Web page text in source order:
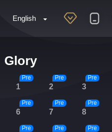
English
Glory
1
Pre
2
Pre
3
Pre
6
Pre
7
Pre
8
Pre
Pre Pre Pre